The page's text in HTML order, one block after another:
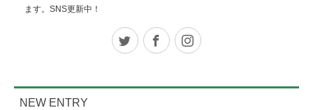
ます。SNS更新中！
Twitter Facebook
NEW ENTRY